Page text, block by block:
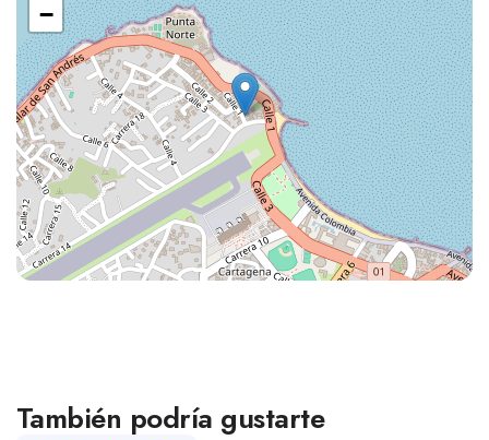
−
También podría gustarte